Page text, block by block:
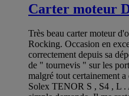
Carter moteur
Très beau carter moteur
Rocking. Occasion en
correctement depuis sa
de " tournevis " sur les
malgré tout certainement
Solex TENOR S , S4 , L .